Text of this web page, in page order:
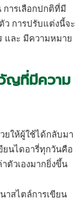
การเลือกปกติที่มี
การปรับแต่งนี้จะ
และ มีความหมาย
ญที่มีความ
ยให้ผู้ใช้ได้กลับมา
ยนไดอารี่ทุกวันคือ
ตัวเองมากยิ่งขึ้น
สไตล์การเขียน